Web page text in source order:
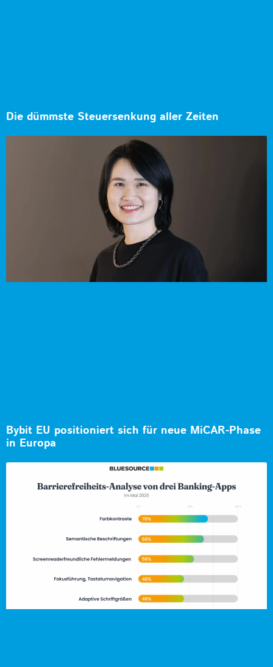
Die dümmste Steuersenkung aller Zeiten
Bybit EU positioniert sich für neue MiCAR-Phase
in Europa